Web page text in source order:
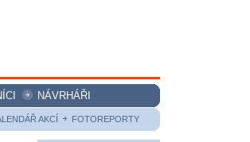
NÁVRHÁŘI
AKCÍ FOTOREPORTY